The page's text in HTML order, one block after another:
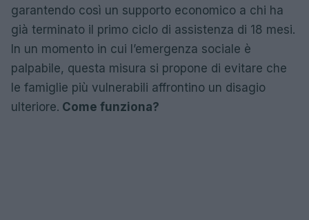
garantendo così un supporto economico a chi ha
già terminato il primo ciclo di assistenza di 18 mesi.
In un momento in cui l’emergenza sociale è
palpabile, questa misura si propone di evitare che
le famiglie più vulnerabili affrontino un disagio
ulteriore. Come funziona?